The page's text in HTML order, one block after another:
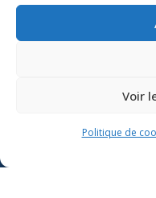
Voir
Politique de
Soutien scolaire
Formation
ministère de